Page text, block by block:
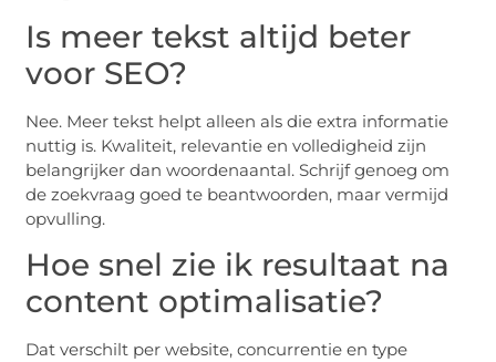
Is meer tekst altijd beter
voor SEO?
Nee. Meer tekst helpt alleen als die extra informatie
nuttig is. Kwaliteit, relevantie en volledigheid zijn
belangrijker dan woordenaantal. Schrijf genoeg om
de zoekvraag goed te beantwoorden, maar vermijd
opvulling.
Hoe snel zie ik resultaat na
content optimalisatie?
Dat verschilt per website, concurrentie en type